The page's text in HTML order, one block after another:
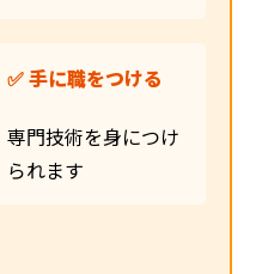
✅ 手に職をつける
専門技術を身につけ
られます